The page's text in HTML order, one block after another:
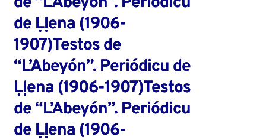
de Ḷḷena (1906-
1907)Testos de
“L’Abeyón”. Periódicu de
Ḷḷena (1906-1907)Testos
de “L’Abeyón”. Periódicu
de Ḷḷena (1906-